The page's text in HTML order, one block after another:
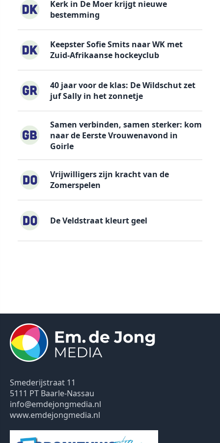
Kerk in De Moer krijgt nieuwe
bestemming
Keepster Sofie Smits naar WK met
Zuid-Afrikaanse hockeyclub
40 jaar voor de klas: De Wildschut zet
juf Sally in het zonnetje
Samen verbinden, samen sterker: kom
naar de Eerste Vrouwenavond in
Goirle
Vrijwilligers zijn kracht van de
Zomerspelen
De Veldstraat kleurt geel
Smederijstraat 11
5111 PT Baarle-Nassau
info@emdejongmedia.nl
www.emdejongmedia.nl